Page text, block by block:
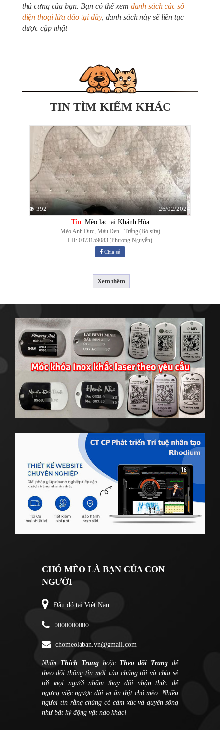
thú cưng của bạn. Bạn có thể xem danh sách các số
điện thoại lừa đảo tại đây, danh sách này sẽ liên tục
được cập nhật
TIN TÌM KIẾM KHÁC
392
26/02/2024
Tìm Mèo lạc tại Khánh Hòa
Mèo Anh Đực, Màu Đen - Trắng (Bò sữa)
LH: 0373159083 (Phượng Nguyễn)
Chia sẻ
Xem thêm
CHÓ MÈO LÀ BẠN CỦA CON
NGƯỜI
Đâu đó tại Việt Nam
0000000000
chomeolaban.vn@gmail.com
Nhấn Thích Tranghoặc Theo dõi Trang để
theo dõi thông tin mới của chúng tôi và chia sẻ
tới mọi người nhằm thay đổi nhận thức để
ngưng việc ngược đãi và ăn thịt chó mèo. Nhiều
người tin rằng chúng có cảm xúc và quyền sống
như bất kỳ động vật nào khác!